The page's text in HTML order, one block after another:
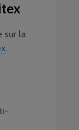
sur la
.